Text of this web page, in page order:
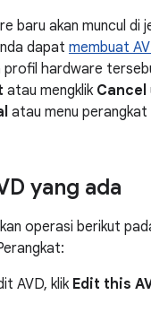
baru akan muncul di
dapat membuat
profil hardware
atau mengklik Cancel
atau menu
yang ada
operasi berikut
AVD, klik Edit this